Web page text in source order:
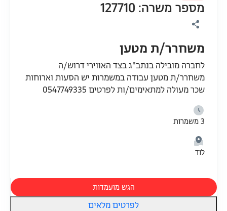
מספר משרה: 127710
משחרר/ת מטען
לחברה מובילה בנתב"ג בצד האווירי דרוש/ה
משחרר/ת מטען עבודה במשמרות יש הסעות וארוחות
שכר מעולה למתאימים/ות לפרטים 0547749335
3 משמרות
לוד
הגש מועמדות
לפרטים מלאים